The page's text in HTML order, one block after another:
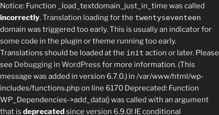
Notice: Function _load_textdomain_just_in_time was called
incorrectly. Translation loading for the twentyseventeen
domain was triggered too early. This is usually an indicator for
some code in the plugin or theme running too early.
Translations should be loaded at the init action or later. Please
see Debugging in WordPress for more information. (This
message was added in version 6.7.0.) in /var/www/html/wp-
includes/functions.php on line 6170 Deprecated: Function
WP_Dependencies->add_data() was called with an argument
that is deprecatedsince version 6.9.0! IE conditional